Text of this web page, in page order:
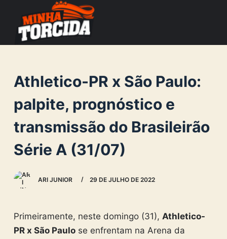
o
o
n
e
Athletico-PR x São Paulo:
palpite, prognóstico e
transmissão do Brasileirão
Série A (31/07)
ARI JUNIOR 29 DE JULHO DE 2022
Primeiramente, neste domingo (31), Athletico-
PR x São Paulose enfrentam na Arena da